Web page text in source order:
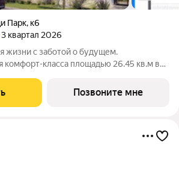
Парк, к6
3 квартал 2026
жизни с заботой о будущем.
комфорт-класса площадью 26.45 кв.м в
на выбор: может быть
В
Позвоните мне